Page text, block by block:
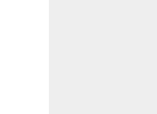
Leibniz Universität Hannover)